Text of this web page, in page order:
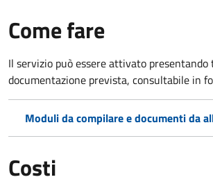
Come fare
Il servizio può essere attivato
documentazione prevista, consultabile in
Moduli da compilare e documenti da
Costi